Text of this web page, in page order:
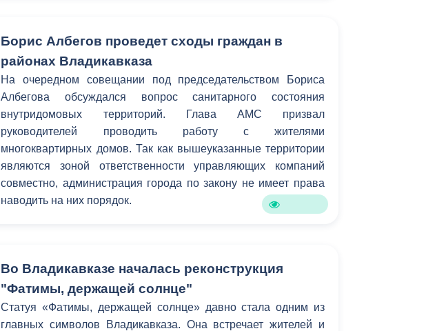
Борис Албегов проведет сходы граждан в
районах Владикавказа
На очередном совещании под председательством Бориса
Албегова обсуждался вопрос санитарного состояния
внутридомовых территорий. Глава АМС призвал
руководителей проводить работу с жителями
многоквартирных домов. Так как вышеуказанные территории
являются зоной ответственности управляющих компаний
совместно, администрация города по закону не имеет права
наводить на них порядок.
Во Владикавказе началась реконструкция
"Фатимы, держащей солнце"
Статуя «Фатимы, держащей солнце» давно стала одним из
главных символов Владикавказа. Она встречает жителей и